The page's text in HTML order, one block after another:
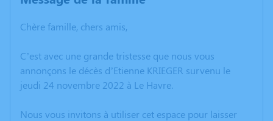
Chère famille, chers amis,
C’est avec une grande tristesse que nous vous
annonçons le décès d’Etienne KRIEGER survenu le
jeudi 24 novembre 2022 à Le Havre.
Nous vous invitons à utiliser cet espace pour laisser